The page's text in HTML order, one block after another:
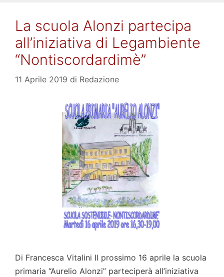
La scuola Alonzi partecipa
all’iniziativa di Legambiente
“Nontiscordardimè”
11 Aprile 2019 di Redazione
Di Francesca Vitalini Il prossimo 16 aprile la scuola
primaria “Aurelio Alonzi” parteciperà all’iniziativa